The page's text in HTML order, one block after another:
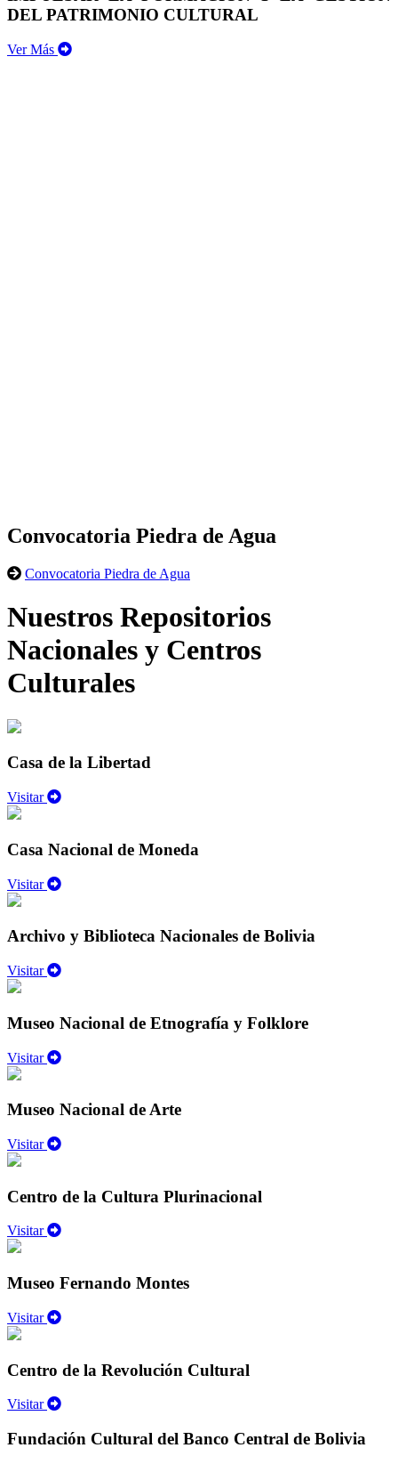
DEL PATRIMONIO CULTURAL
Ver Más
Convocatoria Piedra de Agua
Convocatoria Piedra de Agua
Nuestros Repositorios
Nacionales y Centros
Culturales
Casa de la Libertad
Visitar
Casa Nacional de Moneda
Visitar
Archivo y Biblioteca Nacionales de Bolivia
Visitar
Museo Nacional de Etnografía y Folklore
Visitar
Museo Nacional de Arte
Visitar
Centro de la Cultura Plurinacional
Visitar
Museo Fernando Montes
Visitar
Centro de la Revolución Cultural
Visitar
Fundación Cultural del Banco Central de Bolivia